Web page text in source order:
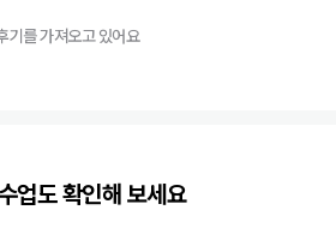
기를 가져오고 있어요
업도 확인해 보세요